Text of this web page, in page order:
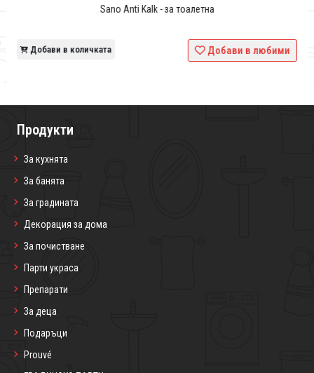
Sano Anti Kalk - за тоалетна
Добави в количката Добави в любими
Продукти
За кухнята
За банята
За градината
Декорация за дома
За почистване
Парти украса
Препарати
За деца
Подаръци
Prouvé